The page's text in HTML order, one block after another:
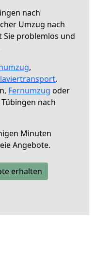
nach
Umzug nach
Sie problemlos und
,
,
Fernumzug oder
nach
Minuten
Angebote.
erhalten